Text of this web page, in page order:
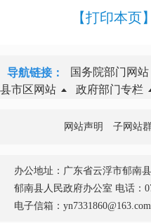
【打印本页】
导航链接： 国务院部门网站
县市区网站
政府部门专栏
网站声明 子网站
办公地址：广东省云浮市郁南
郁南县人民政府办公室 电话：
电子信箱：